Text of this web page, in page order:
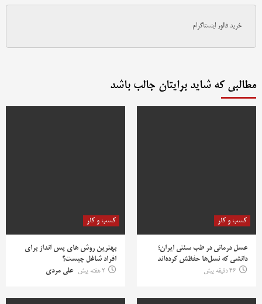
خرید فالور اینستاگرام
مطالبی که شاید برایتان جالب باشد
کسب و کار
عسل درمانی در طب سنتی ایران؛
دانشی که نسل‌ها حفظش کرده‌اند
46 دقیقه پیش
کسب و کار
بهترین روش‌ های پس‌ انداز برای
افراد شاغل چیست؟
2 هفته پیش
علی مردی